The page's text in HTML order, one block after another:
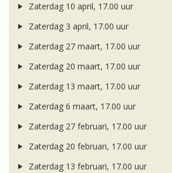
Zaterdag 10 april, 17.00 uur
Zaterdag 3 april, 17.00 uur
Zaterdag 27 maart, 17.00 uur
Zaterdag 20 maart, 17.00 uur
Zaterdag 13 maart, 17.00 uur
Zaterdag 6 maart, 17.00 uur
Zaterdag 27 februari, 17.00 uur
Zaterdag 20 februari, 17.00 uur
Zaterdag 13 februari, 17.00 uur